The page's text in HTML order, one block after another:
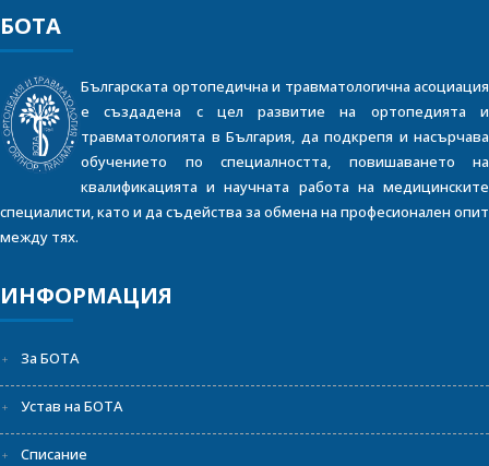
БОТА
Българската ортопедична и травматологична асоциация
е създадена с цел развитие на ортопедията и
травматологията в България, да подкрепя и насърчава
обучението по специалността, повишаването на
квалификацията и научната работа на медицинските
специалисти, като и да съдейства за обмена на професионален опит
между тях.
ИНФОРМАЦИЯ
За БОТА
Устав на БОТА
Списание